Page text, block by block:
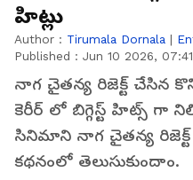
హిట్లు
Author : Tirumala Dornala |
Published : Jun 10 2026,
నాగ చైతన్య రిజెక్ట్ చేసిన
కెరీర్ లో బిగ్గెస్ట్ హిట్స్
సినిమాని నాగ చైతన్య
కథనంలో తెలుసుకుందాం.